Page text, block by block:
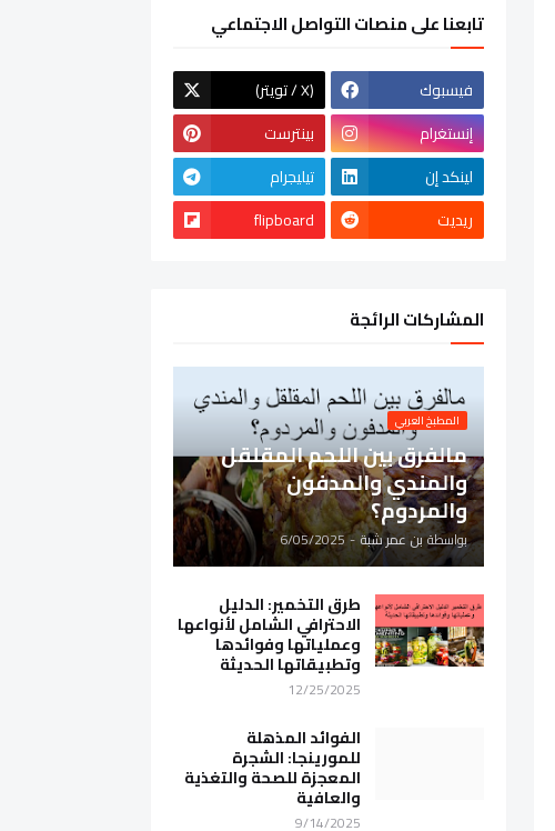
تابعنا على منصات التواصل الاجتماعي
فيسبوك
(تويتر / X)
إنستغرام
بينترست
لينكد إن
تيليجرام
ريديت
flipboard
المشاركات الرائجة
المطبخ العربي
مالفرق بين اللحم المقلقل
والمندي والمدفون
والمردوم؟
بواسطةبن عمر شبة-
6/05/2025
طرق التخمير: الدليل
الاحترافي الشامل لأنواعها
وعملياتها وفوائدها
وتطبيقاتها الحديثة
12/25/2025
الفوائد المذهلة
للمورينجا: الشجرة
المعجزة للصحة والتغذية
والعافية
9/14/2025